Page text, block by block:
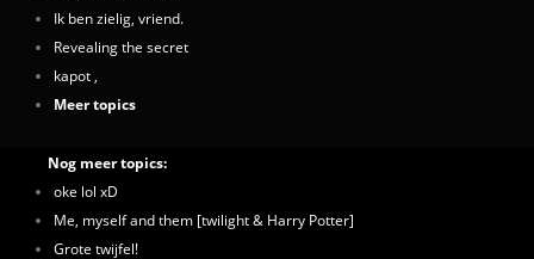
Ik ben zielig, vriend.
Revealing the secret
kapot ,
Meer topics
Nog meer topics:
oke lol xD
Me, myself and them [twilight & Harry Potter]
Grote twijfel!